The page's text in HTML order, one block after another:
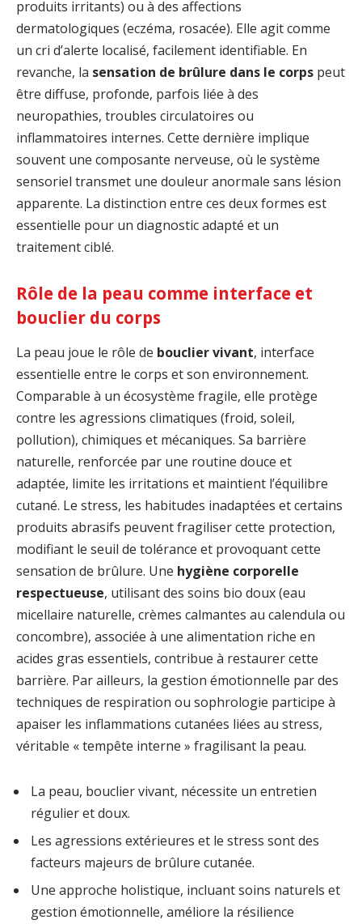
produits irritants) ou à des affections
dermatologiques (eczéma, rosacée). Elle agit comme
un cri d’alerte localisé, facilement identifiable. En
revanche, la sensation de brûlure dans le corps peut
être diffuse, profonde, parfois liée à des
neuropathies, troubles circulatoires ou
inflammatoires internes. Cette dernière implique
souvent une composante nerveuse, où le système
sensoriel transmet une douleur anormale sans lésion
apparente. La distinction entre ces deux formes est
essentielle pour un diagnostic adapté et un
traitement ciblé.
Rôle de la peau comme interface et
bouclier du corps
La peau joue le rôle de bouclier vivant, interface
essentielle entre le corps et son environnement.
Comparable à un écosystème fragile, elle protège
contre les agressions climatiques (froid, soleil,
pollution), chimiques et mécaniques. Sa barrière
naturelle, renforcée par une routine douce et
adaptée, limite les irritations et maintient l’équilibre
cutané. Le stress, les habitudes inadaptées et certains
produits abrasifs peuvent fragiliser cette protection,
modifiant le seuil de tolérance et provoquant cette
sensation de brûlure. Une hygiène corporelle
respectueuse, utilisant des soins bio doux (eau
micellaire naturelle, crèmes calmantes au calendula ou
concombre), associée à une alimentation riche en
acides gras essentiels, contribue à restaurer cette
barrière. Par ailleurs, la gestion émotionnelle par des
techniques de respiration ou sophrologie participe à
apaiser les inflammations cutanées liées au stress,
véritable « tempête interne » fragilisant la peau.
La peau, bouclier vivant, nécessite un entretien
régulier et doux.
Les agressions extérieures et le stress sont des
facteurs majeurs de brûlure cutanée.
Une approche holistique, incluant soins naturels et
gestion émotionnelle, améliore la résilience